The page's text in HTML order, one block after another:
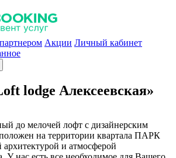
Акции Личный кабинет
lodge Алексеевская»
до мелочей лофт с дизайнерским
на территории квартала ПАРК
и атмосферой